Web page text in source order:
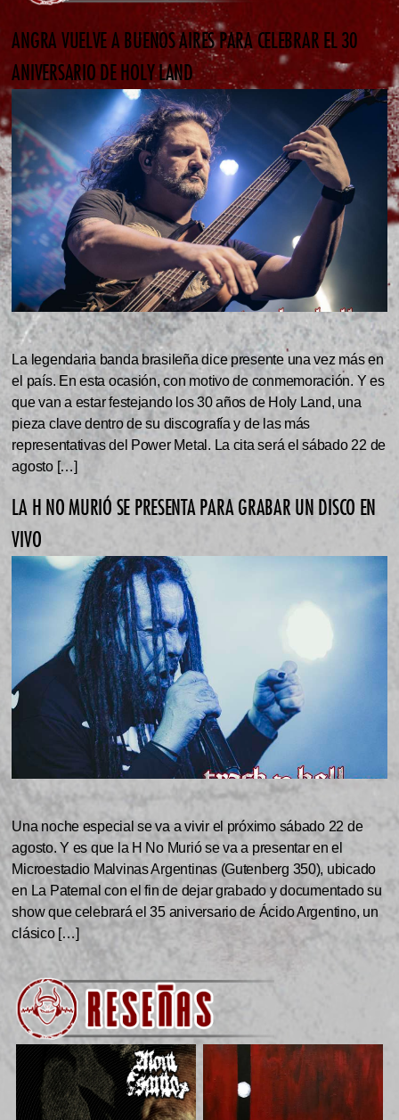
ANGRA VUELVE A BUENOS AIRES PARA CELEBRAR EL 30
ANIVERSARIO DE HOLY LAND
La legendaria banda brasileña dice presente una vez más en
el país. En esta ocasión, con motivo de conmemoración. Y es
que van a estar festejando los 30 años de Holy Land, una
pieza clave dentro de su discografía y de las más
representativas del Power Metal. La cita será el sábado 22 de
agosto […]
LA H NO MURIÓ SE PRESENTA PARA GRABAR UN DISCO EN
VIVO
Una noche especial se va a vivir el próximo sábado 22 de
agosto. Y es que la H No Murió se va a presentar en el
Microestadio Malvinas Argentinas (Gutenberg 350), ubicado
en La Paternal con el fin de dejar grabado y documentado su
show que celebrará el 35 aniversario de Ácido Argentino, un
clásico […]